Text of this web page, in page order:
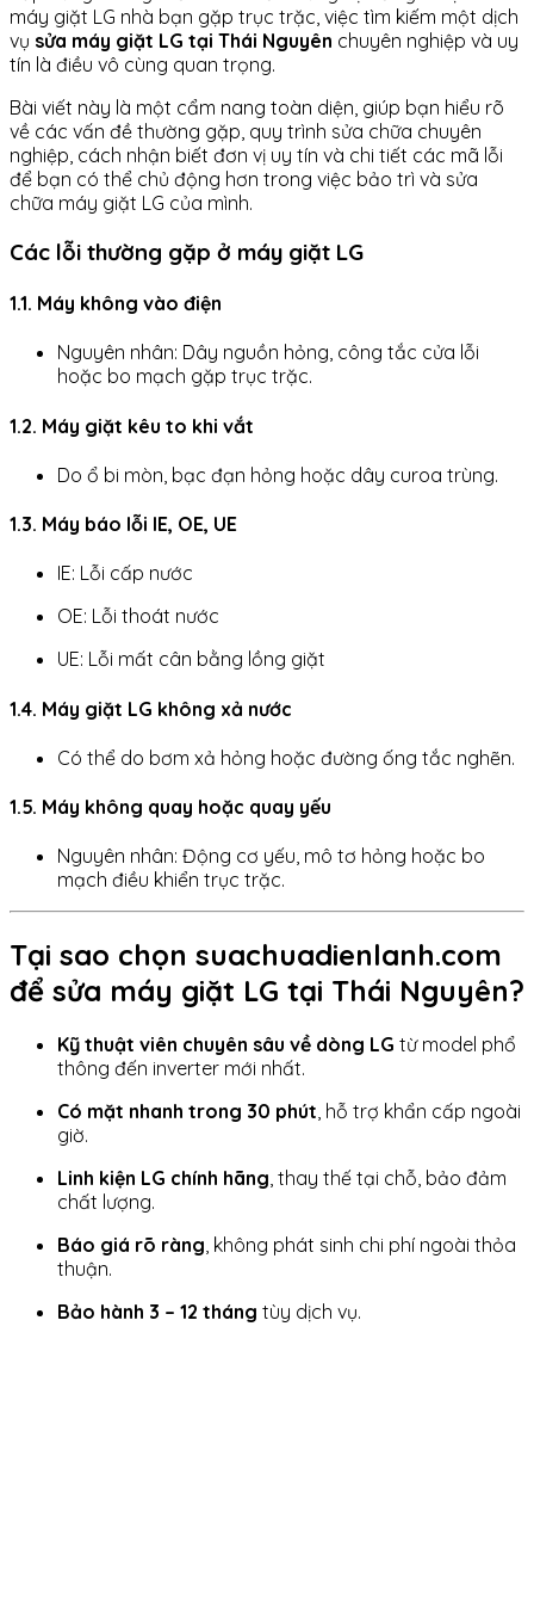
máy giặt LG nhà bạn gặp trục trặc, việc tìm kiếm một dịch
vụ sửa máy giặt LG tại Thái Nguyên chuyên nghiệp và uy
tín là điều vô cùng quan trọng.
Bài viết này là một cẩm nang toàn diện, giúp bạn hiểu rõ
về các vấn đề thường gặp, quy trình sửa chữa chuyên
nghiệp, cách nhận biết đơn vị uy tín và chi tiết các mã lỗi
để bạn có thể chủ động hơn trong việc bảo trì và sửa
chữa máy giặt LG của mình.
Các lỗi thường gặp ở máy giặt LG
1.1. Máy không vào điện
Nguyên nhân: Dây nguồn hỏng, công tắc cửa lỗi
hoặc bo mạch gặp trục trặc.
1.2. Máy giặt kêu to khi vắt
Do ổ bi mòn, bạc đạn hỏng hoặc dây curoa trùng.
1.3. Máy báo lỗi IE, OE, UE
IE: Lỗi cấp nước
OE: Lỗi thoát nước
UE: Lỗi mất cân bằng lồng giặt
1.4. Máy giặt LG không xả nước
Có thể do bơm xả hỏng hoặc đường ống tắc nghẽn.
1.5. Máy không quay hoặc quay yếu
Nguyên nhân: Động cơ yếu, mô tơ hỏng hoặc bo
mạch điều khiển trục trặc.
Tại sao chọn suachuadienlanh.com
để sửa máy giặt LG tại Thái Nguyên?
Kỹ thuật viên chuyên sâu về dòng LG từ model phổ
thông đến inverter mới nhất.
Có mặt nhanh trong 30 phút, hỗ trợ khẩn cấp ngoài
giờ.
Linh kiện LG chính hãng, thay thế tại chỗ, bảo đảm
chất lượng.
Báo giá rõ ràng, không phát sinh chi phí ngoài thỏa
thuận.
Bảo hành 3 – 12 tháng tùy dịch vụ.